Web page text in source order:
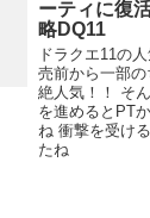
ーティに復
略DQ11
ドラクエ11の
売前から一部
絶人気！！ そ
を進めるとPT
ね 衝撃を受け
たね